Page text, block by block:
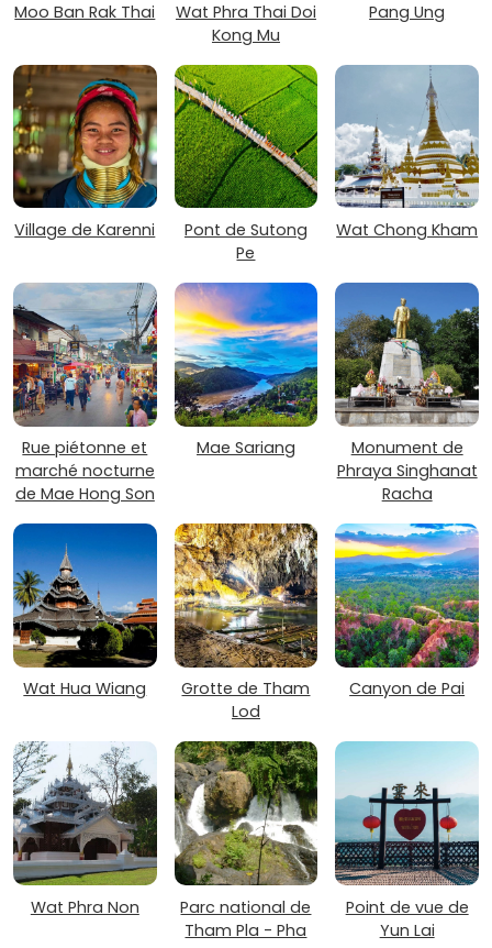
Moo Ban Rak Thai
Wat Phra Thai Doi
Kong Mu
Pang Ung
Village de Karenni
Pont de Sutong
Pe
Wat Chong Kham
Rue piétonne et
marché nocturne
de Mae Hong Son
Mae Sariang
Monument de
Phraya Singhanat
Racha
Wat Hua Wiang
Grotte de Tham
Lod
Canyon de Pai
Wat Phra Non
Parc national de
Tham Pla - Pha
Point de vue de
Yun Lai